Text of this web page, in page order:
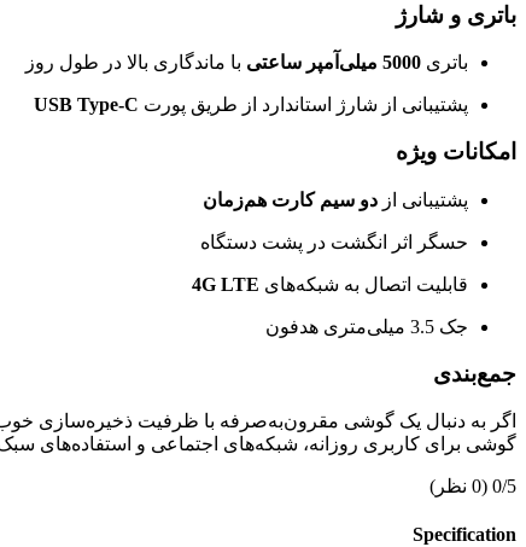
باتری و شارژ
باتری 5000 میلی‌آمپر ساعتی با ماندگاری بالا در طول روز
پشتیبانی از شارژ استاندارد از طریق پورت USB Type-C
امکانات ویژه
پشتیبانی از دو سیم کارت هم‌زمان
حسگر اثر انگشت در پشت دستگاه
قابلیت اتصال به شبکه‌های 4G LTE
جک 3.5 میلی‌متری هدفون
جمع‌بندی
اگر به دنبال یک گوشی مقرون‌به‌صرفه با ظرفیت ذخیره‌سازی
گوشی برای کاربری روزانه، شبکه‌های اجتماعی و استفاده‌های سبک
0/5 (0 نظر)
Specification